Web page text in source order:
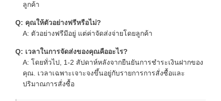
ลูกค้า
Q: คุณให้ตัวอย่างฟรีหรือไม่?
A: ตัวอย่างฟรีมีอยู่ แต่ค่าจัดส่งจ่ายโดยลูกค้า
Q: เวลาในการจัดส่งของคุณคืออะไร?
A: โดยทั่วไป, 1-2 สัปดาห์หลังจากยืนยันการชําระเงินฝากของ
คุณ. เวลาเฉพาะเจาะจงขึ้นอยู่กับรายการการสั่งซื้อและ
ปริมาณการสั่งซื้อ